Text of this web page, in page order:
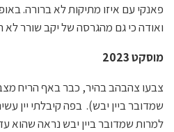
פאנקי עם איזו מתיקות לא ברורה.
ואודה כי גם מהגרסה של יקב שורר לא
מוסקט 2023
צבעו צהבהב בהיר, כבר באף הריח
שמדובר ביין יבש). בפה קיבלתי יין
למרות שמדובר ביין יבש נראה שהוא